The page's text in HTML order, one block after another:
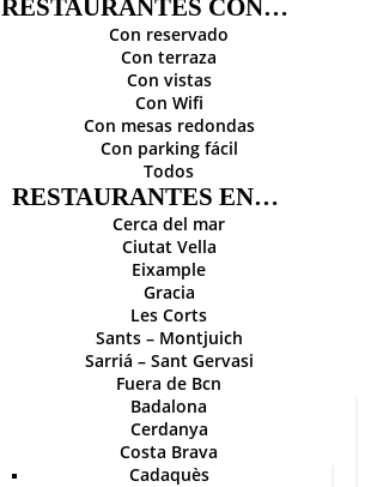
RESTAURANTES CON…
Con reservado
Con terraza
Con vistas
Con Wifi
Con mesas redondas
Con parking fácil
Todos
RESTAURANTES EN…
Cerca del mar
Ciutat Vella
Eixample
Gracia
Les Corts
Sants – Montjuich
Sarriá – Sant Gervasi
Fuera de Bcn
Badalona
Cerdanya
Costa Brava
Cadaquès